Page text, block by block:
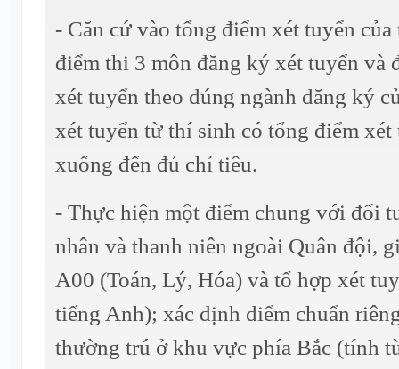
- Căn cứ vào tổng điểm xét tuyển
điểm thi 3 môn đăng ký xét tuyển và
xét tuyển theo đúng ngành đăng ký
xét tuyển từ thí sinh có tổng điểm xét
xuống đến đủ chỉ tiêu.
- Thực hiện một điểm chung với đối
nhân và thanh niên ngoài Quân đội,
A00 (Toán, Lý, Hóa) và tổ hợp xét
tiếng Anh); xác định điểm chuẩn
thường trú ở khu vực phía Bắc (tính